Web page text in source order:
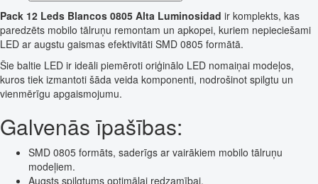
Pack 12 Leds Blancos 0805 Alta Luminosidad ir komplekts, kas
paredzēts mobilo tālruņu remontam un apkopei, kuriem nepieciešami
LED ar augstu gaismas efektivitāti SMD 0805 formātā.
Šie baltie LED ir ideāli piemēroti oriģinālo LED nomaiņai modeļos,
kuros tiek izmantoti šāda veida komponenti, nodrošinot spilgtu un
vienmērīgu apgaismojumu.
Galvenās īpašības:
SMD 0805 formāts, saderīgs ar vairākiem mobilo tālruņu
modeļiem.
Augsts spilgtums optimālai redzamībai.